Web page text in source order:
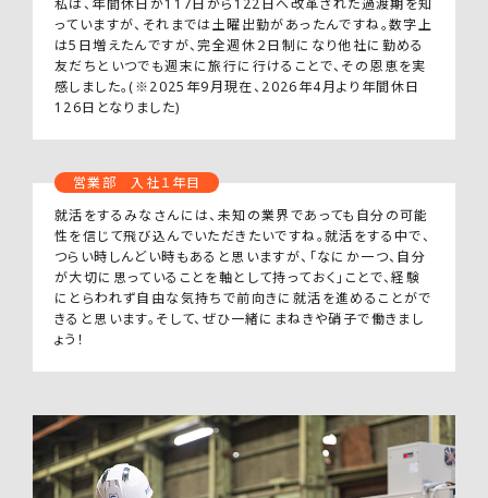
私は、年間休日が117日から122日へ改革された過渡期を知
っていますが、それまでは土曜出勤があったんですね。数字上
は5日増えたんですが、完全週休２日制になり他社に勤める
友だちといつでも週末に旅行に行けることで、その恩恵を実
感しました。(※2025年9月現在、2026年4月より年間休日
126日となりました)
営業部 入社１年目
就活をするみなさんには、未知の業界であっても自分の可能
性を信じて飛び込んでいただきたいですね。就活をする中で、
つらい時しんどい時もあると思いますが、「なにか一つ、自分
が大切に思っていることを軸として持っておく」ことで、経験
にとらわれず自由な気持ちで前向きに就活を進めることがで
きると思います。そして、ぜひ一緒にまねきや硝子で働きまし
ょう！